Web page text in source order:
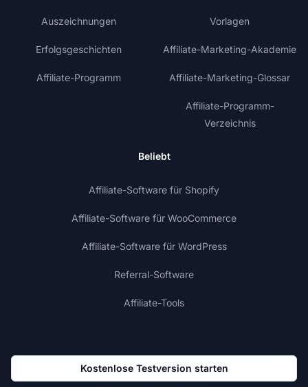
Auszeichnungen
Erfolgsgeschichten
Affiliate-Programm
Vorlagen
Affiliate-Marketing-Akademie
Affiliate-Marketing-Glossar
Affiliate-Programm-
Verzeichnis
Beliebt
Affiliate-Software für Shopify
Affiliate-Software für WooCommerce
Affiliate-Software für WordPress
Referral-Software
Affiliate-Tools
Kostenlose Testversion starten